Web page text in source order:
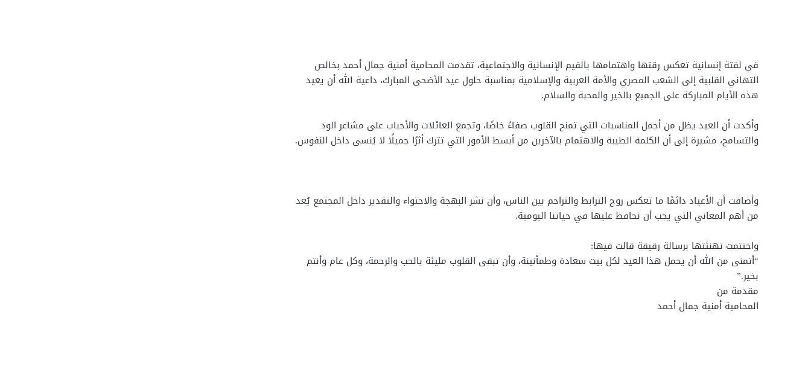
في لفتة إنسانية تعكس رقتها واهتمامها بالقيم الإنسانية والاجتماعية، تقدمت المحامية أمنية جمال أحمد بخالص
التهاني القلبية إلى الشعب المصري والأمة العربية والإسلامية بمناسبة حلول عيد الأضحى المبارك، داعية الله أن يعيد
هذه الأيام المباركة على الجميع بالخير والمحبة والسلام.
وأكدت أن العيد يظل من أجمل المناسبات التي تمنح القلوب صفاءً خاصًا، وتجمع العائلات والأحباب على مشاعر الود
والتسامح، مشيرة إلى أن الكلمة الطيبة والاهتمام بالآخرين من أبسط الأمور التي تترك أثرًا جميلًا لا يُنسى داخل النفوس.
وأضافت أن الأعياد دائمًا ما تعكس روح الترابط والتراحم بين الناس، وأن نشر البهجة والاحتواء والتقدير داخل المجتمع يُعد
من أهم المعاني التي يجب أن نحافظ عليها في حياتنا اليومية.
واختتمت تهنئتها برسالة رقيقة قالت فيها:
“أتمنى من الله أن يحمل هذا العيد لكل بيت سعادة وطمأنينة، وأن تبقى القلوب مليئة بالحب والرحمة، وكل عام وأنتم
بخير.”
مقدمة من
المحامية أمنية جمال أحمد